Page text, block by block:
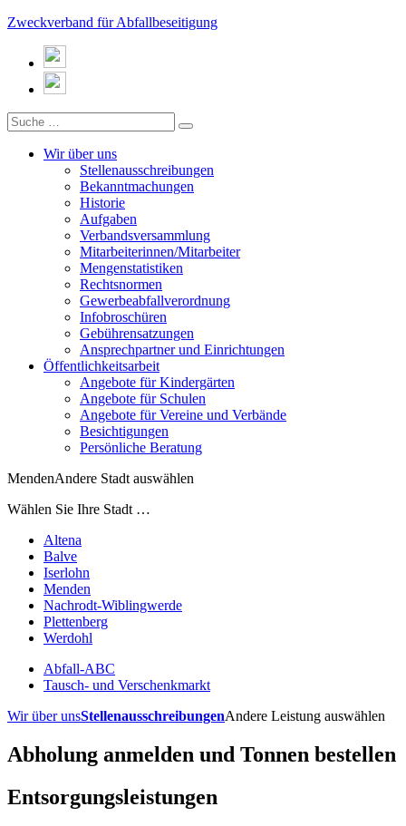
Zweckverband für Abfallbeseitigung
Wir über uns
Stellenausschreibungen
Bekanntmachungen
Historie
Aufgaben
Verbandsversammlung
Mitarbeiterinnen/Mitarbeiter
Mengenstatistiken
Rechtsnormen
Gewerbeabfallverordnung
Infobroschüren
Gebührensatzungen
Ansprechpartner und Einrichtungen
Öffentlichkeitsarbeit
Angebote für Kindergärten
Angebote für Schulen
Angebote für Vereine und Verbände
Besichtigungen
Persönliche Beratung
MendenAndere Stadt auswählen
Wählen Sie Ihre Stadt …
Altena
Balve
Iserlohn
Menden
Nachrodt-Wiblingwerde
Plettenberg
Werdohl
Abfall-ABC
Tausch- und Verschenkmarkt
Wir über unsStellenausschreibungenAndere Leistung auswählen
Abholung anmelden und Tonnen bestellen
Entsorgungsleistungen